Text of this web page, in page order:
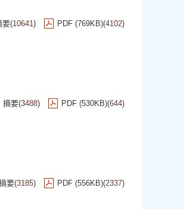
要(10641) PDF (769KB)(4102)
摘要(3488) PDF (530KB)(644)
要(3185) PDF (556KB)(2337)